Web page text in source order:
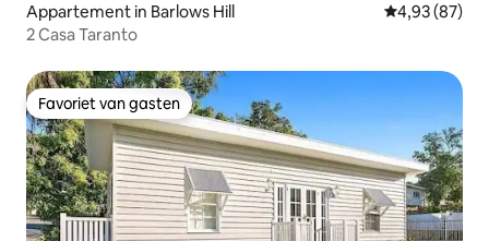
Appartement in Barlows Hill Gemiddelde
4,93 (87)
2 Casa Taranto
Favoriet van gasten
Favoriet van gasten